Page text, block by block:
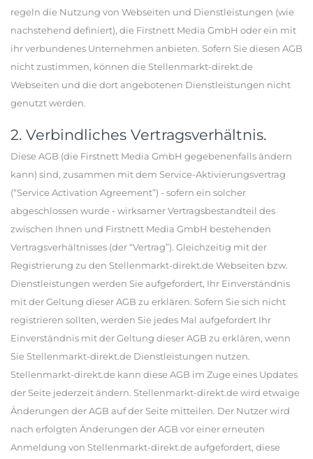
regeln die Nutzung von Webseiten und Dienstleistungen (wie
nachstehend definiert), die Firstnett Media GmbH oder ein mit
ihr verbundenes Unternehmen anbieten. Sofern Sie diesen AGB
nicht zustimmen, können die Stellenmarkt-direkt.de
Webseiten und die dort angebotenen Dienstleistungen nicht
genutzt werden.
2. Verbindliches Vertragsverhältnis.
Diese AGB (die Firstnett Media GmbH gegebenenfalls ändern
kann) sind, zusammen mit dem Service-Aktivierungsvertrag
(“Service Activation Agreement”) - sofern ein solcher
abgeschlossen wurde - wirksamer Vertragsbestandteil des
zwischen Ihnen und Firstnett Media GmbH bestehenden
Vertragsverhältnisses (der “Vertrag”). Gleichzeitig mit der
Registrierung zu den Stellenmarkt-direkt.de Webseiten bzw.
Dienstleistungen werden Sie aufgefordert, Ihr Einverständnis
mit der Geltung dieser AGB zu erklären. Sofern Sie sich nicht
registrieren sollten, werden Sie jedes Mal aufgefordert Ihr
Einverständnis mit der Geltung dieser AGB zu erklären, wenn
Sie Stellenmarkt-direkt.de Dienstleistungen nutzen.
Stellenmarkt-direkt.de kann diese AGB im Zuge eines Updates
der Seite jederzeit ändern. Stellenmarkt-direkt.de wird etwaige
Änderungen der AGB auf der Seite mitteilen. Der Nutzer wird
nach erfolgten Änderungen der AGB vor einer erneuten
Anmeldung von Stellenmarkt-direkt.de aufgefordert, diese